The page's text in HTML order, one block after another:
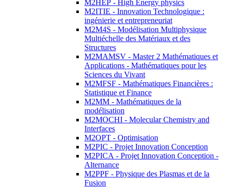
M2HEP - High Energy physics
M2ITIE - Innovation Technologique :
ingénierie et entrepreneuriat
M2M4S - Modélisation Multiphysique
Multiéchelle des Matériaux et des
Structures
M2MAMSV - Master 2 Mathématiques et
Applications - Mathématiques pour les
Sciences du Vivant
M2MFSF - Mathématiques Financières :
Statistique et Finance
M2MM - Mathématiques de la
modélisation
M2MOCHI - Molecular Chemistry and
Interfaces
M2OPT - Optimisation
M2PIC - Projet Innovation Conception
M2PICA - Projet Innovation Conception -
Alternance
M2PPF - Physique des Plasmas et de la
Fusion